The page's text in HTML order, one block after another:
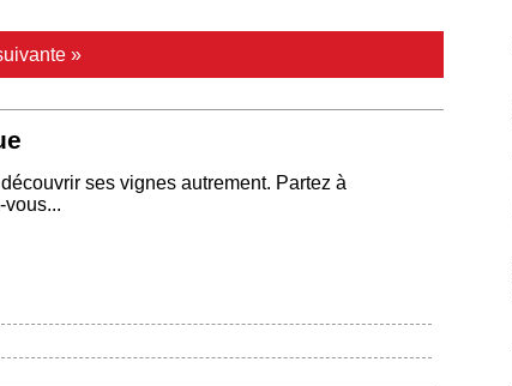
»
ses vignes autrement. Partez à
vous...